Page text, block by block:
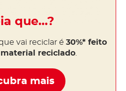
que…?
vai reciclar é 30%* feito
reciclado.
mais